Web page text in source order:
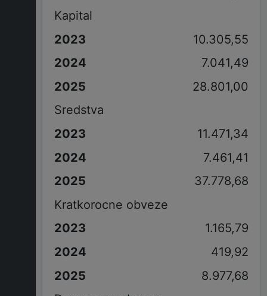
Kapital
10.305,55
7.041,49
28.801,00
Sredstva
11.471,34
7.461,41
37.778,68
Kratkorocne obveze
1.165,79
419,92
8.977,68